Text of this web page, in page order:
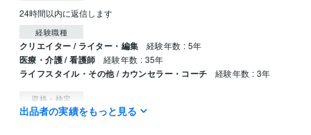
24時間以内に返信します
経験職種
クリエイター / ライター・編集 経験年数 : 5年
医療・介護 / 看護師 経験年数 : 35年
ライフスタイル・その他 / カウンセラー・コーチ 経験年数 : 3年
資格・検定
看護師 取得年 : 1985年
出品者の実績をもっと見る